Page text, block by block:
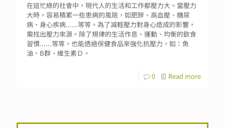
在這忙綠的社會中，現代人的生活和工作都壓力大。當壓力
大時，容易積累一些患病的風險，如肥胖、高血壓、糖尿
病、身心疾病......等等。為了減輕壓力對身心造成的影響，
需找出壓力來源。除了規律的生活作息、運動、均衡的飲食
習慣......等等，也能透過保健食品來強化抗壓力，如：魚
油、B群、維生素Ｄ。
0 Read more